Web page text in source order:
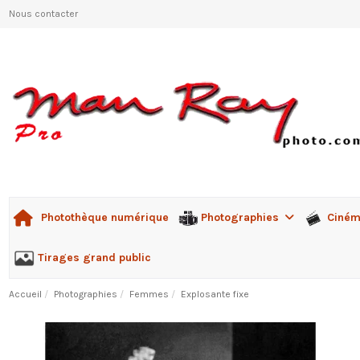
Nous contacter
Photothèque numérique Photographies
Tirages grand public
Accueil Photographies Femmes Explosante fixe